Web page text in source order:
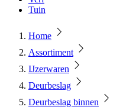
Tuin
Home
Assortiment
IJzerwaren
Deurbeslag
Deurbeslag binnen